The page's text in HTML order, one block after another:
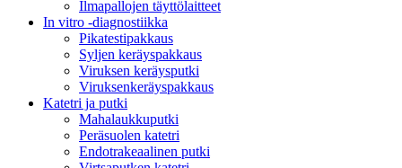
Ilmapallojen täyttölaitteet
In vitro -diagnostiikka
Pikatestipakkaus
Syljen keräyspakkaus
Viruksen keräysputki
Viruksenkeräyspakkaus
Katetri ja putki
Mahalaukkuputki
Peräsuolen katetri
Endotrakeaalinen putki